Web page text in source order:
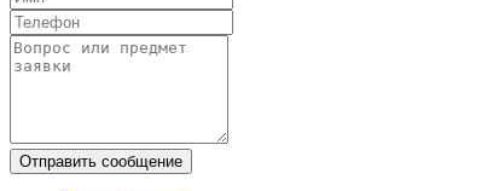
Отправить сообщение